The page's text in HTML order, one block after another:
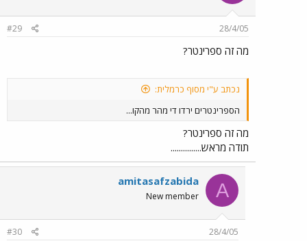
28/4/05
#29
מה זה ספרינטר?
נכתב ע"י מסוף כרמלית:
הספרינטרים ירדו די מהר מהקו...
מה זה ספרינטר?
תודה מראש...............
A
amitasafzabida
New member
28/4/05
#30